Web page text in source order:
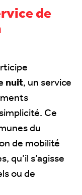
de
nuit, un service
Ce
du
de mobilité
qu’il s’agisse
ou de